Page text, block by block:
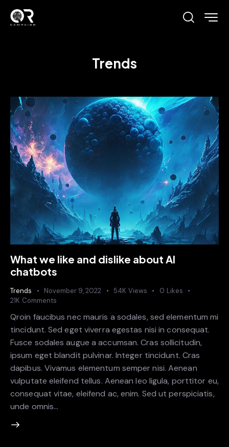
Trends
What we like and dislike about AI
chatbots
Trends November 9, 2022 54K Views 0 Likes
21K Comments
Qroin faucibus nec mauris a sodales, sed elementum mi
tincidunt. Sed eget viverra egestas nisi in consequat.
Fusce sodales augue a accumsan. Cras sollicitudin,
ipsum eget blandit pulvinar. Integer tincidunt. Cras
dapibus. Vivamus elementum semper nisi. Aenean
vulputate eleifend tellus. Aenean leo ligula, porttitor eu,
consequat vitae, eleifend ac, enim. Sed ut perspiciatis,
unde omnis…